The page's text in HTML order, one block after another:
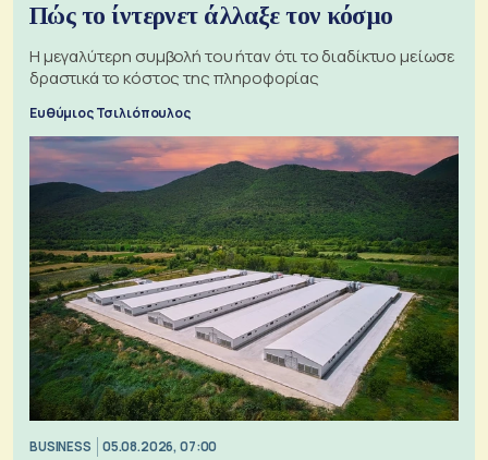
Πώς το ίντερνετ άλλαξε τον κόσμο
Η μεγαλύτερη συμβολή του ήταν ότι το διαδίκτυο μείωσε
δραστικά το κόστος της πληροφορίας
Ευθύμιος Τσιλιόπουλος
BUSINESS 05.08.2026, 07:00